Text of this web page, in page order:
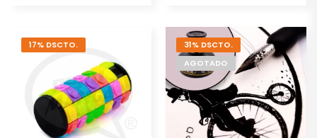
17% DSCTO.
31% DSCTO.
AGOTADO